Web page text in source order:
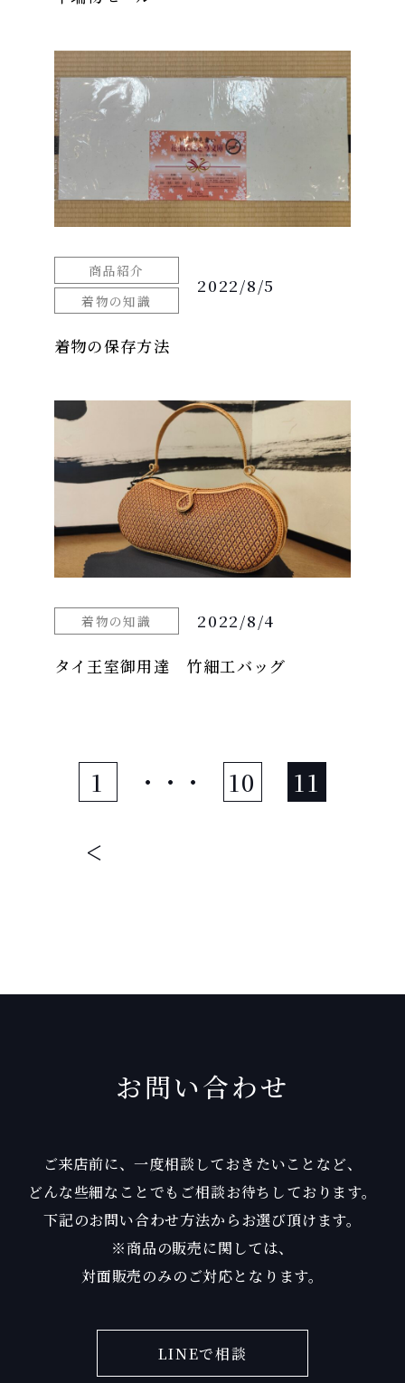
商品紹介
着物の知識
2022/8/5
着物の保存方法
着物の知識 2022/8/4
タイ王室御用達 竹細工バッグ
<
1 ・・・ 10 11
お問い合わせ
ご来店前に、一度相談しておきたいことなど、
どんな些細なことでもご相談お待ちしております。
下記のお問い合わせ方法からお選び頂けます。
※商品の販売に関しては、
対面販売のみのご対応となります。
LINEで相談